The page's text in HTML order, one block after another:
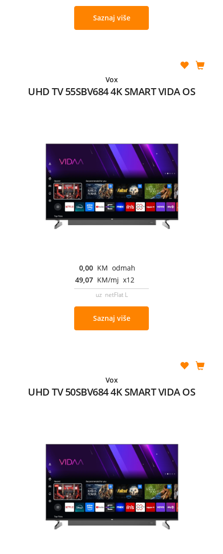
Saznaj više
Vox
UHD TV 55SBV684 4K SMART VIDA OS
0,00 KM odmah
49,07 KM/mj x12
uz netFlat L
Saznaj više
Vox
UHD TV 50SBV684 4K SMART VIDA OS